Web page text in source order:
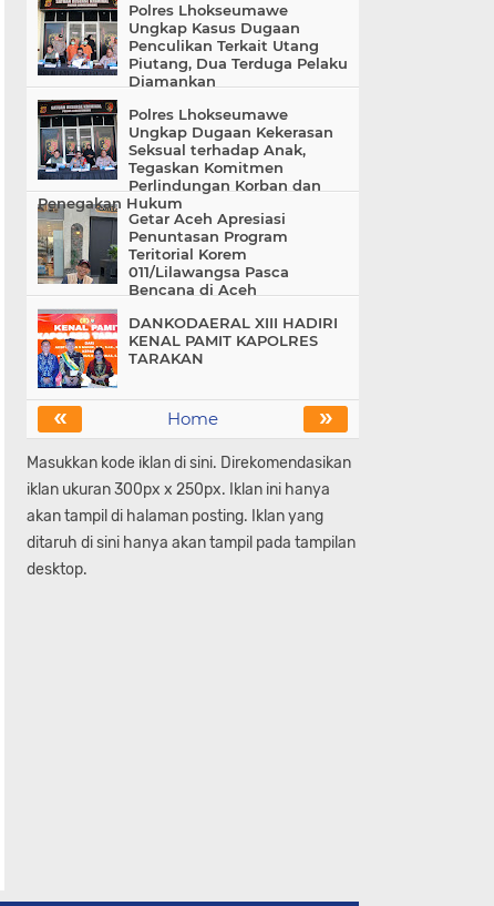
Polres Lhokseumawe
Ungkap Kasus Dugaan
Penculikan Terkait Utang
Piutang, Dua Terduga Pelaku
Diamankan
Polres Lhokseumawe
Ungkap Dugaan Kekerasan
Seksual terhadap Anak,
Tegaskan Komitmen
Perlindungan Korban dan
Penegakan Hukum
Getar Aceh Apresiasi
Penuntasan Program
Teritorial Korem
011/Lilawangsa Pasca
Bencana di Aceh
DANKODAERAL XIII HADIRI
KENAL PAMIT KAPOLRES
TARAKAN
« »
Home
Masukkan kode iklan di sini. Direkomendasikan
iklan ukuran 300px x 250px. Iklan ini hanya
akan tampil di halaman posting. Iklan yang
ditaruh di sini hanya akan tampil pada tampilan
desktop.